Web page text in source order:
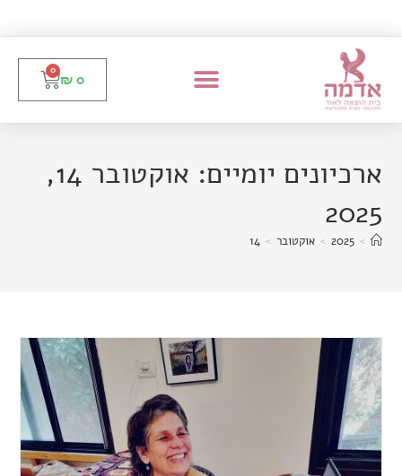
₪ 0
0
ארכיונים יומיים: אוקטובר 14,
2025
>
2025
> אוקטובר >
14